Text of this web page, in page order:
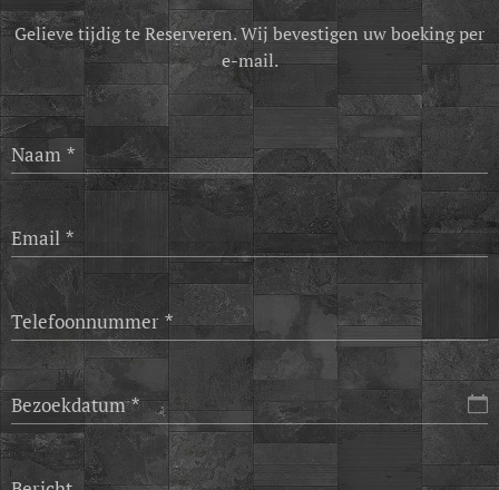
Gelieve tijdig te Reserveren. Wij bevestigen uw boeking per
e-mail.
Naam
Email
Telefoonnummer
Bezoekdatum